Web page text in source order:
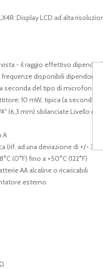
Display LCD ad alta
- il raggio effettivo dipende
disponibili
seconda del tipo di microfono)
10 mW, tipica (a seconda
(6,3 mm) sbilanciate Livello
A
ad una deviazione di +/- 38
(0°F) fino a +50°C (122°F)
AA alcaline o ricaricabili
esterno